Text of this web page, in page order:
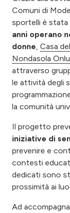
Comuni di
sportelli è stata
anni operano
donne, Casa
Nondasola
attraverso
le attività degli
la comunità
Il progetto
iniziative di
prevenire e
contesti
dedicati sono
prossimità ai
Ad